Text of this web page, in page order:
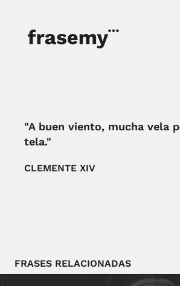
"A buen viento, mucha vela
tela."
CLEMENTE XIV
FRASES RELACIONADAS